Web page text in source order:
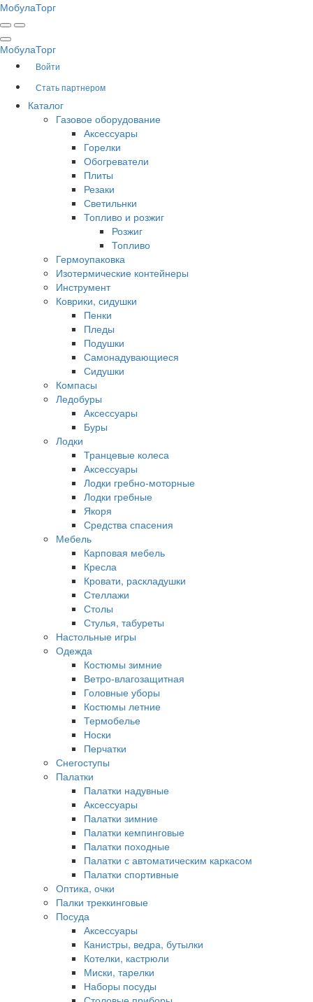
МобулаТорг
МобулаТорг
Войти
Стать партнером
Каталог
Газовое оборудование
Аксессуары
Горелки
Обогреватели
Плиты
Резаки
Светильнки
Топливо и розжиг
Розжиг
Топливо
Гермоупаковка
Изотермические контейнеры
Инструмент
Коврики, сидушки
Пенки
Пледы
Подушки
Самонадувающиеся
Сидушки
Компасы
Ледобуры
Аксессуары
Буры
Лодки
Транцевые колеса
Аксессуары
Лодки гребно-моторные
Лодки гребные
Якоря
Средства спасения
Мебель
Карповая мебель
Кресла
Кровати, раскладушки
Стеллажи
Столы
Стулья, табуреты
Настольные игры
Одежда
Костюмы зимние
Ветро-влагозащитная
Головные уборы
Костюмы летние
Термобелье
Носки
Перчатки
Снегоступы
Палатки
Палатки надувные
Аксессуары
Палатки зимние
Палатки кемпинговые
Палатки походные
Палатки с автоматическим каркасом
Палатки спортивные
Оптика, очки
Палки треккинговые
Посуда
Аксессуары
Канистры, ведра, бутылки
Котелки, кастрюли
Миски, тарелки
Наборы посуды